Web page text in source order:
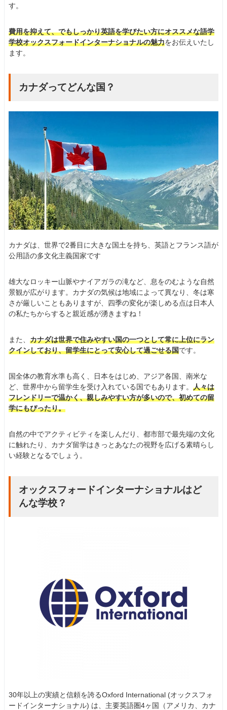
す。
費用を抑えて、でもしっかり英語を学びたい方にオススメな語学
学校オックスフォードインターナショナルの魅力をお伝えいたし
ます。
カナダってどんな国？
カナダは、世界で2番目に大きな国土を持ち、英語とフランス語が
公用語の多文化主義国家です
雄大なロッキー山脈やナイアガラの滝など、息をのむような自然
景観が広がります。カナダの気候は地域によって異なり、冬は寒
さが厳しいこともありますが、四季の変化が楽しめる点は日本人
の私たちからすると親近感が湧きますね！
また、 カナダは世界で住みやすい国の一つとして常に上位にラン
クインしており、留学生にとって安心して過ごせる国です。
国全体の教育水準も高く、日本をはじめ、アジア各国、南米な
ど、世界中から留学生を受け入れている国でもあります。 人々は
フレンドリーで温かく、親しみやすい方が多いので、初めての留
学にもぴったり。
自然の中でアクティビティを楽しんだり、都市部で最先端の文化
に触れたり、カナダ留学はきっとあなたの視野を広げる素晴らし
い経験となるでしょう。
オックスフォードインターナショナルはど
んな学校？
30年以上の実績と信頼を誇るOxford International (オックスフォ
ードインターナショナル) は、主要英語圏4ヶ国（アメリカ、カナ